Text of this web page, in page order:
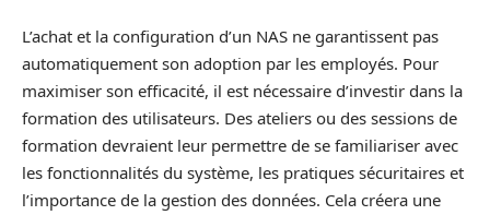
L’achat et la configuration d’un NAS ne garantissent pas
automatiquement son adoption par les employés. Pour
maximiser son efficacité, il est nécessaire d’investir dans la
formation des utilisateurs. Des ateliers ou des sessions de
formation devraient leur permettre de se familiariser avec
les fonctionnalités du système, les pratiques sécuritaires et
l’importance de la gestion des données. Cela créera une